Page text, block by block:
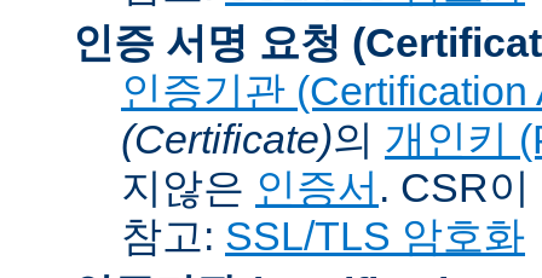
인증 서명 요청
인증기관 (Certification
(Certificate)의 개인키
지않은 인증서 . CSR
참고: SSL/TLS 암호화